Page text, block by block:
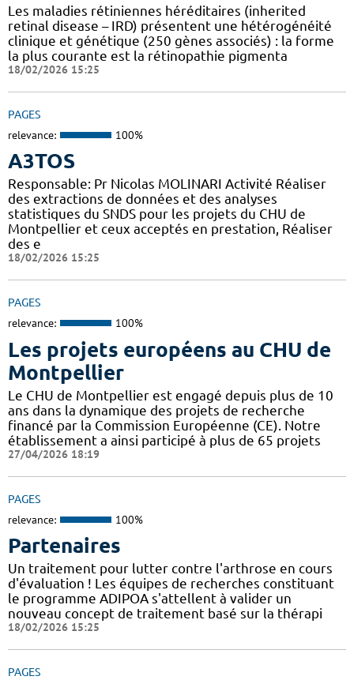
Les maladies rétiniennes héréditaires (inherited
retinal disease – IRD) présentent une hétérogénéité
clinique et génétique (250 gènes associés) : la forme
la plus courante est la rétinopathie pigmenta
18/02/2026 15:25
PAGES
relevance: 100%
A3TOS
Responsable: Pr Nicolas MOLINARI Activité Réaliser
des extractions de données et des analyses
statistiques du SNDS pour les projets du CHU de
Montpellier et ceux acceptés en prestation, Réaliser
des e
18/02/2026 15:25
PAGES
relevance: 100%
Les projets européens au CHU de
Montpellier
Le CHU de Montpellier est engagé depuis plus de 10
ans dans la dynamique des projets de recherche
financé par la Commission Européenne (CE). Notre
établissement a ainsi participé à plus de 65 projets
27/04/2026 18:19
PAGES
relevance: 100%
Partenaires
Un traitement pour lutter contre l'arthrose en cours
d'évaluation ! Les équipes de recherches constituant
le programme ADIPOA s'attellent à valider un
nouveau concept de traitement basé sur la thérapi
18/02/2026 15:25
PAGES